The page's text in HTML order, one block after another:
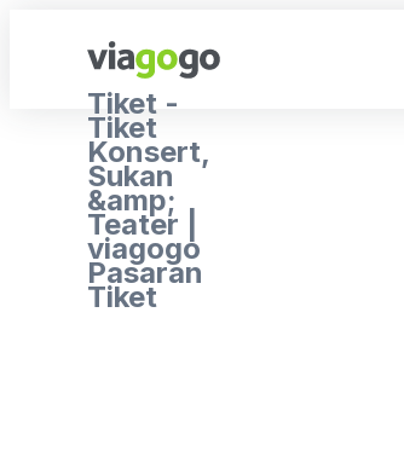
Tiket -
Tiket
Konsert,
Sukan
&amp;
Teater |
viagogo
Pasaran
Tiket